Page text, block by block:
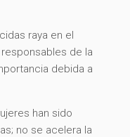
raya en el
de la
debida a
han sido
no se acelera la